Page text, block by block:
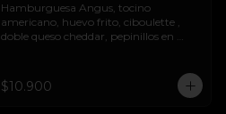
Hamburguesa Angus, tocino
americano, huevo frito, ciboulette ,
doble queso cheddar, pepinillos en
$10.900